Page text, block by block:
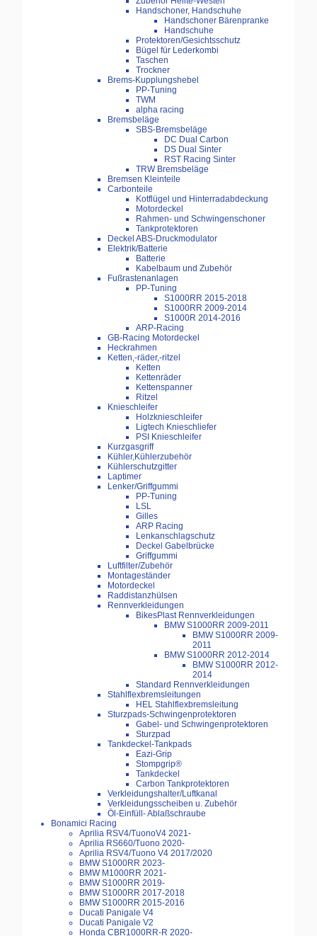
Handschoner, Handschuhe
Handschoner Bärenpranke
Handschuhe
Protektoren/Gesichtsschutz
Bügel für Lederkombi
Taschen
Trockner
Brems-Kupplungshebel
PP-Tuning
TWM
alpha racing
Bremsbeläge
SBS-Bremsbeläge
DC Dual Carbon
DS Dual Sinter
RST Racing Sinter
TRW Bremsbeläge
Bremsen Kleinteile
Carbonteile
Kotflügel und Hinterradabdeckung
Motordeckel
Rahmen- und Schwingenschoner
Tankprotektoren
Deckel ABS-Druckmodulator
Elektrik/Batterie
Batterie
Kabelbaum und Zubehör
Fußrastenanlagen
PP-Tuning
S1000RR 2015-2018
S1000RR 2009-2014
S1000R 2014-2016
ARP-Racing
GB-Racing Motordeckel
Heckrahmen
Ketten,-räder,-ritzel
Ketten
Kettenräder
Kettenspanner
Ritzel
Knieschleifer
Holzknieschleifer
Ligtech Knieschliefer
PSI Knieschleifer
Kurzgasgriff
Kühler,Kühlerzubehör
Kühlerschutzgitter
Laptimer
Lenker/Griffgummi
PP-Tuning
LSL
Gilles
ARP Racing
Lenkanschlagschutz
Deckel Gabelbrücke
Griffgummi
Luftfilter/Zubehör
Montageständer
Motordeckel
Raddistanzhülsen
Rennverkleidungen
BikesPlast Rennverkleidungen
BMW S1000RR 2009-2011
BMW S1000RR 2009-
2011
BMW S1000RR 2012-2014
BMW S1000RR 2012-
2014
Standard Rennverkleidungen
Stahlflexbremsleitungen
HEL Stahlflexbremsleitung
Sturzpads-Schwingenprotektoren
Gabel- und Schwingenprotektoren
Sturzpad
Tankdeckel-Tankpads
Eazi-Grip
Stompgrip®
Tankdeckel
Carbon Tankprotektoren
Verkleidungshalter/Luftkanal
Verkleidungsscheiben u. Zubehör
Öl-Einfüll- Ablaßschraube
Bonamici Racing
Aprilia RSV4/TuonoV4 2021-
Aprilia RS660/Tuono 2020-
Aprilia RSV4/Tuono V4 2017/2020
BMW S1000RR 2023-
BMW M1000RR 2021-
BMW S1000RR 2019-
BMW S1000RR 2017-2018
BMW S1000RR 2015-2016
Ducati Panigale V4
Ducati Panigale V2
Honda CBR1000RR-R 2020-